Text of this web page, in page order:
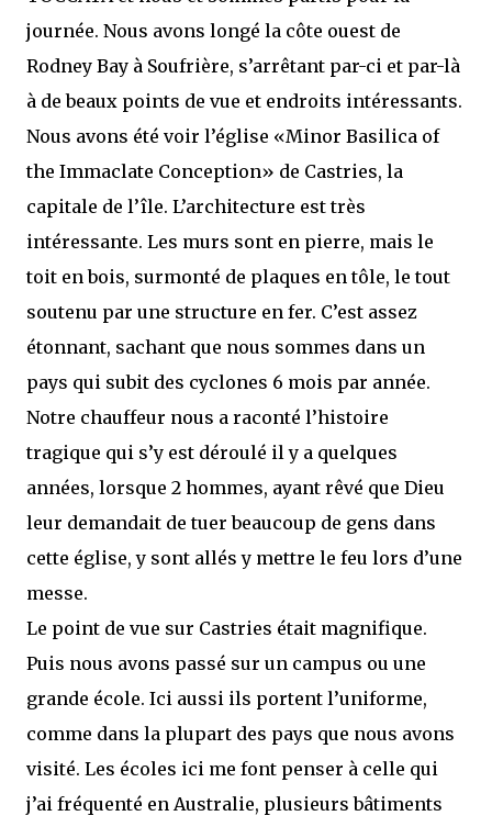
journée. Nous avons longé la côte ouest de
Rodney Bay à Soufrière, s’arrêtant par-ci et par-là
à de beaux points de vue et endroits intéressants.
Nous avons été voir l’église «Minor Basilica of
the Immaclate Conception» de Castries, la
capitale de l’île. L’architecture est très
intéressante. Les murs sont en pierre, mais le
toit en bois, surmonté de plaques en tôle, le tout
soutenu par une structure en fer. C’est assez
étonnant, sachant que nous sommes dans un
pays qui subit des cyclones 6 mois par année.
Notre chauffeur nous a raconté l’histoire
tragique qui s’y est déroulé il y a quelques
années, lorsque 2 hommes, ayant rêvé que Dieu
leur demandait de tuer beaucoup de gens dans
cette église, y sont allés y mettre le feu lors d’une
messe.
Le point de vue sur Castries était magnifique.
Puis nous avons passé sur un campus ou une
grande école. Ici aussi ils portent l’uniforme,
comme dans la plupart des pays que nous avons
visité. Les écoles ici me font penser à celle qui
j’ai fréquenté en Australie, plusieurs bâtiments